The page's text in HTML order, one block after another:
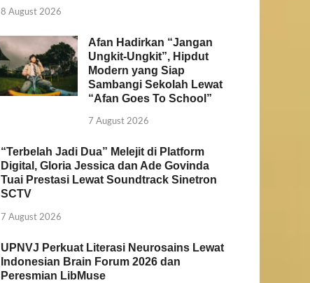
8 August 2026
Afan Hadirkan “Jangan
Ungkit-Ungkit”, Hipdut
Modern yang Siap
Sambangi Sekolah Lewat
“Afan Goes To School”
7 August 2026
“Terbelah Jadi Dua” Melejit di Platform
Digital, Gloria Jessica dan Ade Govinda
Tuai Prestasi Lewat Soundtrack Sinetron
SCTV
7 August 2026
UPNVJ Perkuat Literasi Neurosains Lewat
Indonesian Brain Forum 2026 dan
Peresmian LibMuse